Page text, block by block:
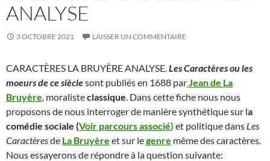
ANALYSE
3 OCTOBRE 2021 LAISSER UN COMMENTAIRE
CARACTÈRES LA BRUYÈRE ANALYSE.Les Caractères ou les
moeurs de ce sièclesont publiés en 1688 parJean de La
Bruyère, moralisteclassique. Dans cette fiche nous nous
proposons de nous interroger de manière synthétique sur la
comédie sociale (Voir parcours associé) et politique dans Les
Caractèresde La Bruyère et sur legenre même des caractères.
Nous essayerons de répondre à la question suivante: